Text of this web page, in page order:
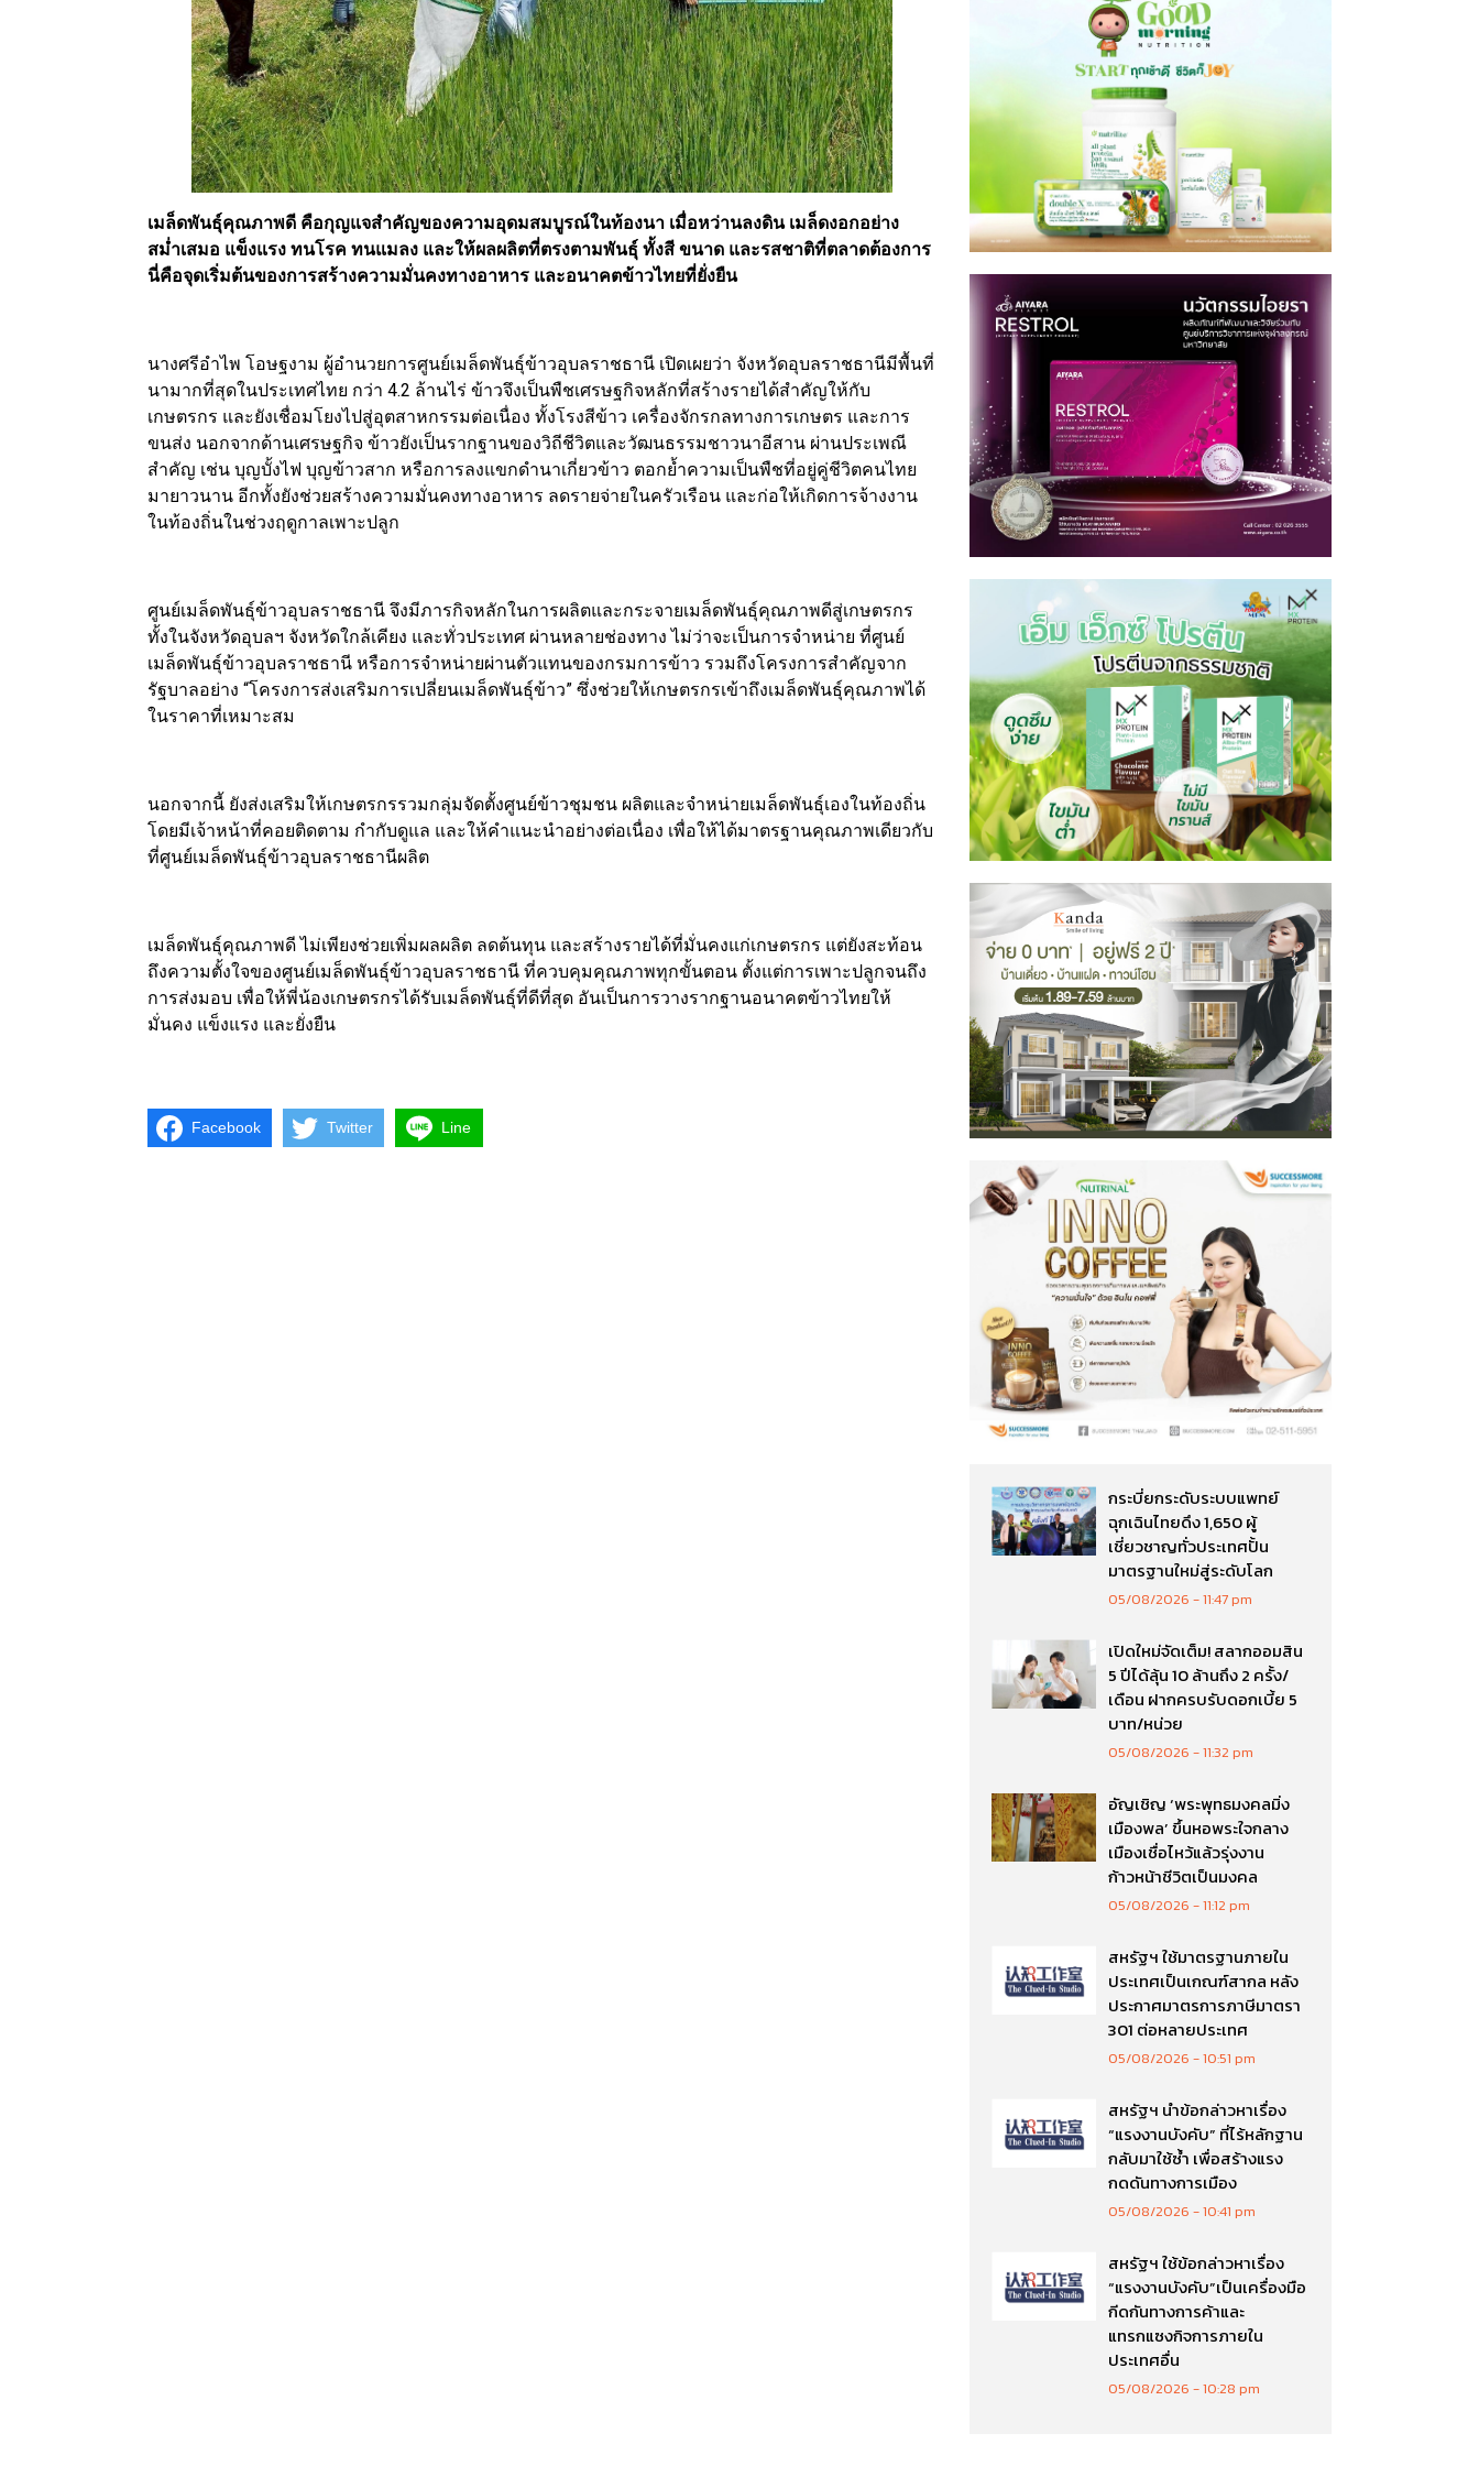
เมล็ดพันธุ์คุณภาพดี คือกุญแจสำคัญของความอุดมสมบูรณ์ในท้องนา เมื่อหว่านลงดิน เมล็ดงอกอย่าง
สม่ำเสมอ แข็งแรง ทนโรค ทนแมลง และให้ผลผลิตที่ตรงตามพันธุ์ ทั้งสี ขนาด และรสชาติที่ตลาดต้องการ
นี่คือจุดเริ่มต้นของการสร้างความมั่นคงทางอาหาร และอนาคตข้าวไทยที่ยั่งยืน
นางศรีอำไพ โอษฐงาม ผู้อำนวยการศูนย์เมล็ดพันธุ์ข้าวอุบลราชธานี เปิดเผยว่า จังหวัดอุบลราชธานีมีพื้นที่
นามากที่สุดในประเทศไทย กว่า 4.2 ล้านไร่ ข้าวจึงเป็นพืชเศรษฐกิจหลักที่สร้างรายได้สำคัญให้กับ
เกษตรกร และยังเชื่อมโยงไปสู่อุตสาหกรรมต่อเนื่อง ทั้งโรงสีข้าว เครื่องจักรกลทางการเกษตร และการ
ขนส่ง นอกจากด้านเศรษฐกิจ ข้าวยังเป็นรากฐานของวิถีชีวิตและวัฒนธรรมชาวนาอีสาน ผ่านประเพณี
สำคัญ เช่น บุญบั้งไฟ บุญข้าวสาก หรือการลงแขกดำนาเกี่ยวข้าว ตอกย้ำความเป็นพืชที่อยู่คู่ชีวิตคนไทย
มายาวนาน อีกทั้งยังช่วยสร้างความมั่นคงทางอาหาร ลดรายจ่ายในครัวเรือน และก่อให้เกิดการจ้างงาน
ในท้องถิ่นในช่วงฤดูกาลเพาะปลูก
ศูนย์เมล็ดพันธุ์ข้าวอุบลราชธานี จึงมีภารกิจหลักในการผลิตและกระจายเมล็ดพันธุ์คุณภาพดีสู่เกษตรกร
ทั้งในจังหวัดอุบลฯ จังหวัดใกล้เคียง และทั่วประเทศ ผ่านหลายช่องทาง ไม่ว่าจะเป็นการจำหน่าย ที่ศูนย์
เมล็ดพันธุ์ข้าวอุบลราชธานี หรือการจำหน่ายผ่านตัวแทนของกรมการข้าว รวมถึงโครงการสำคัญจาก
รัฐบาลอย่าง “โครงการส่งเสริมการเปลี่ยนเมล็ดพันธุ์ข้าว” ซึ่งช่วยให้เกษตรกรเข้าถึงเมล็ดพันธุ์คุณภาพได้
ในราคาที่เหมาะสม
นอกจากนี้ ยังส่งเสริมให้เกษตรกรรวมกลุ่มจัดตั้งศูนย์ข้าวชุมชน ผลิตและจำหน่ายเมล็ดพันธุ์เองในท้องถิ่น
โดยมีเจ้าหน้าที่คอยติดตาม กำกับดูแล และให้คำแนะนำอย่างต่อเนื่อง เพื่อให้ได้มาตรฐานคุณภาพเดียวกับ
ที่ศูนย์เมล็ดพันธุ์ข้าวอุบลราชธานีผลิต
เมล็ดพันธุ์คุณภาพดี ไม่เพียงช่วยเพิ่มผลผลิต ลดต้นทุน และสร้างรายได้ที่มั่นคงแก่เกษตรกร แต่ยังสะท้อน
ถึงความตั้งใจของศูนย์เมล็ดพันธุ์ข้าวอุบลราชธานี ที่ควบคุมคุณภาพทุกขั้นตอน ตั้งแต่การเพาะปลูกจนถึง
การส่งมอบ เพื่อให้พี่น้องเกษตรกรได้รับเมล็ดพันธุ์ที่ดีที่สุด อันเป็นการวางรากฐานอนาคตข้าวไทยให้
มั่นคง แข็งแรง และยั่งยืน
Facebook Twitter Line
กระบี่ยกระดับระบบแพทย์
ฉุกเฉินไทยดึง 1,650 ผู้
เชี่ยวชาญทั่วประเทศปั้น
มาตรฐานใหม่สู่ระดับโลก
05/08/2026 11:47 pm
เปิดใหม่จัดเต็ม! สลากออมสิน
5 ปีได้ลุ้น 10 ล้านถึง 2 ครั้ง/
เดือน ฝากครบรับดอกเบี้ย 5
บาท/หน่วย
05/08/2026 11:32 pm
อัญเชิญ ‘พระพุทธมงคลมิ่ง
เมืองพล’ ขึ้นหอพระใจกลาง
เมืองเชื่อไหว้แล้วรุ่งงาน
ก้าวหน้าชีวิตเป็นมงคล
05/08/2026 11:12 pm
สหรัฐฯ ใช้มาตรฐานภายใน
ประเทศเป็นเกณฑ์สากล หลัง
ประกาศมาตรการภาษีมาตรา
301 ต่อหลายประเทศ
05/08/2026 10:51 pm
สหรัฐฯ นำข้อกล่าวหาเรื่อง
“แรงงานบังคับ” ที่ไร้หลักฐาน
กลับมาใช้ซ้ำ เพื่อสร้างแรง
กดดันทางการเมือง
05/08/2026 10:41 pm
สหรัฐฯ ใช้ข้อกล่าวหาเรื่อง
“แรงงานบังคับ”เป็นเครื่องมือ
กีดกันทางการค้าและ
แทรกแซงกิจการภายใน
ประเทศอื่น
05/08/2026 10:28 pm